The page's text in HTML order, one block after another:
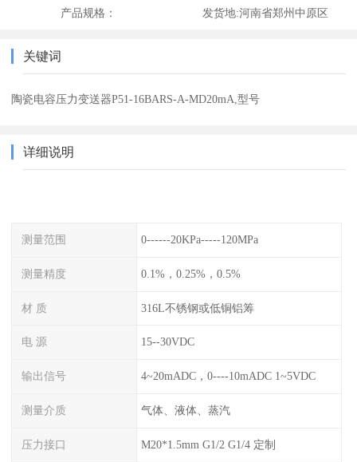
产品规格： 发货地:河南省郑州中原区
关键词
陶瓷电容压力变送器P51-16BARS-A-MD20mA,型号
详细说明
测量范围 0------20KPa-----120MPa
测量精度 0.1%，0.25%，0.5%
材 质 316L不锈钢或低铜铝筹
电 源 15--30VDC
输出信号 4~20mADC，0----10mADC 1~5VDC
测量介质 气体、液体、蒸汽
压力接口 M20*1.5mm G1/2 G1/4 定制